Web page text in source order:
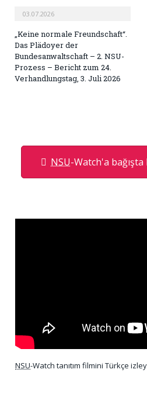
03.07.2026
„Keine normale Freundschaft“.
Das Plädoyer der
Bundesanwaltschaft – 2. NSU-
Prozess – Bericht zum 24.
Verhandlungstag, 3. Juli 2026
NSU-Watch'a
NSU-Watch tanıtım filmini Türkçe